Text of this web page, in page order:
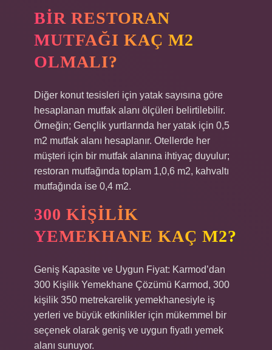
BIR RESTORAN
MUTFAĞI KAÇ M2
OLMALI?
Diğer konut tesisleri için yatak sayısına göre
hesaplanan mutfak alanı ölçüleri belirtilebilir.
Örneğin; Gençlik yurtlarında her yatak için 0,5
m2 mutfak alanı hesaplanır. Otellerde her
müşteri için bir mutfak alanına ihtiyaç duyulur;
restoran mutfağında toplam 1,0,6 m2, kahvaltı
mutfağında ise 0,4 m2.
300 KIŞILIK
YEMEKHANE KAÇ M2?
Geniş Kapasite ve Uygun Fiyat: Karmod’dan
300 Kişilik Yemekhane Çözümü Karmod, 300
kişilik 350 metrekarelik yemekhanesiyle iş
yerleri ve büyük etkinlikler için mükemmel bir
seçenek olarak geniş ve uygun fiyatlı yemek
alanı sunuyor.